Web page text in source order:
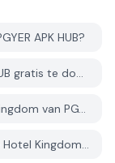
APK HUB?
Is de Idle Hotel Kingdom op PGYER APK HUB gratis te downloaden?
Heb ik een account nodig om Idle Hotel Kingdom van PGYER APK HUB te downloaden?
Hoe kan ik een probleem melden met Idle Hotel Kingdom op PGYER APK HUB?